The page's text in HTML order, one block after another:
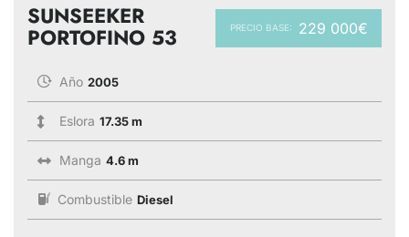
PRECIO BASE: 229 000€
SUNSEEKER
PORTOFINO 53
Año 2005
Eslora 17.35 m
Manga 4.6 m
Combustible Diesel